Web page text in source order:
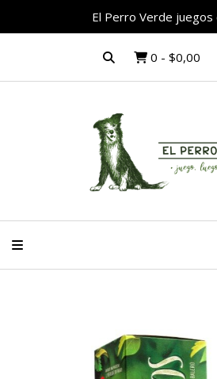
El Perro Verde juegos
0 - $0,00